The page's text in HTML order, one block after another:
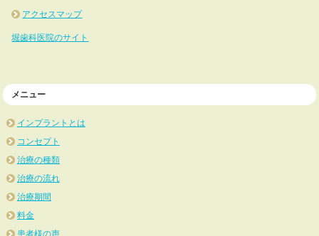
アクセスマップ
堀歯科医院のサイト
メニュー
インプラントとは
コンセプト
治療の種類
治療の流れ
治療期間
料金